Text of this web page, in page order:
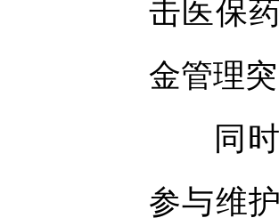
击医保
金管理
同时
参与维